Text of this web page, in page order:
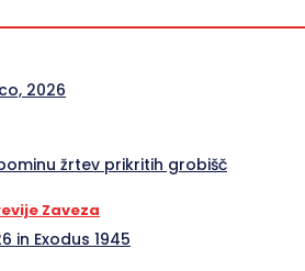
2026
žrtev prikritih grobišč
Zaveza
in Exodus 1945